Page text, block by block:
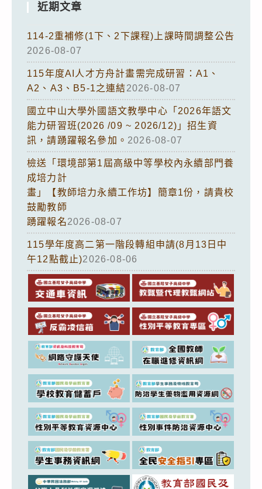
近期文章
114-2重補修(1下、2下課程)上課時間調整公告
2026-08-07
115年度AI人才方舟計畫需完成研習：A1、
A2、A3、B5-1之連結2026-08-07
國立中山大學外國語文教學中心「2026年語文
能力研習班(2026 /09 ~ 2026/12)」招生資
訊，請踴躍報名參加。 2026-08-07
檢送「環境部第1屆高級中等學校內永續部門養
成培力計
畫」【教師培力永續工作坊】簡章1份，請貴校
鼓勵教師
踴躍報名2026-08-07
115學年度高二第一階段轉組申請(8月13日中
午12點截止)2026-08-06